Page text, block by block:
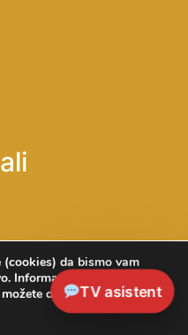
TV asistent
da bismo vam
Informaciju o načinu
dobiti na linku